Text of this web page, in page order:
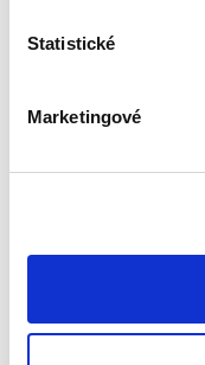
Statistické
Marketingové